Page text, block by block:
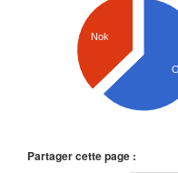
Nok
Partager cette page :